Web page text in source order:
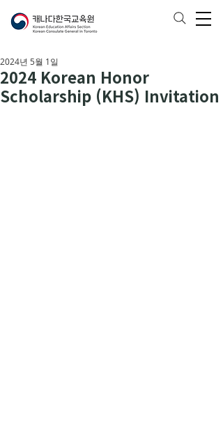
2024 Korean Honor
Scholarship (KHS) Invitation
2024년 5월 1일